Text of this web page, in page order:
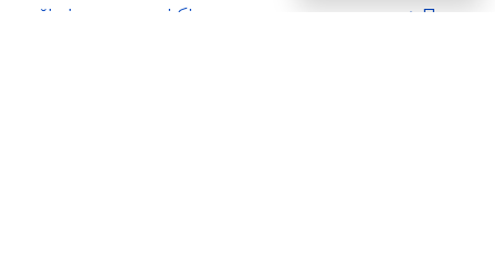
дейінгі әр кезеңді бір арнаға тоғыстырады. 🔸Павел